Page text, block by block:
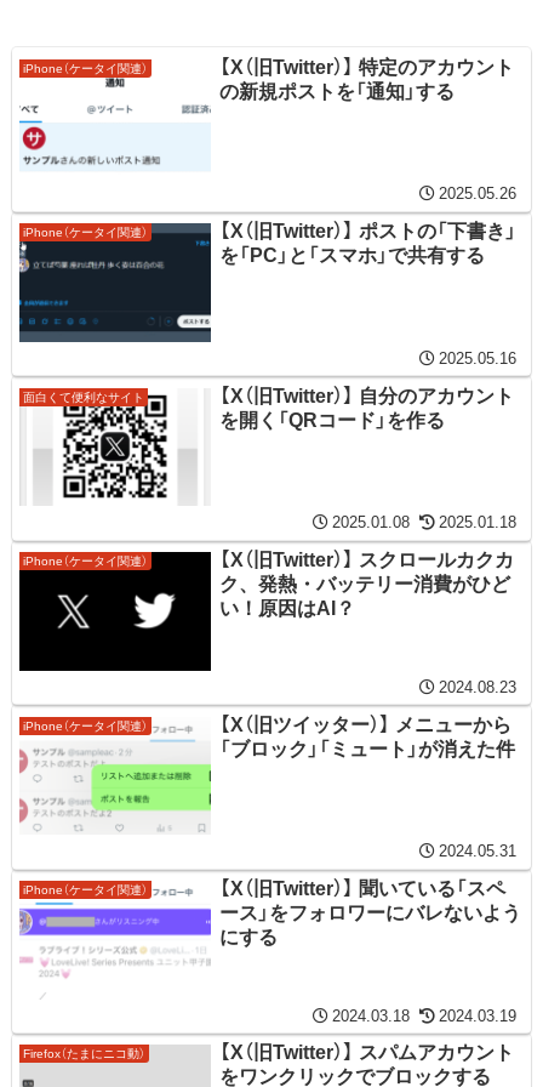
iPhone（ケータイ関連）
【X（旧Twitter）】 特定のアカウント
の新規ポストを「通知」する
2025.05.26
iPhone（ケータイ関連）
【X（旧Twitter）】 ポストの「下書き」
を「PC」と「スマホ」で共有する
2025.05.16
面白くて便利なサイト
【X（旧Twitter）】 自分のアカウント
を開く「QRコード」を作る
2025.01.08 2025.01.18
iPhone（ケータイ関連）
【X（旧Twitter）】 スクロールカクカ
ク、発熱・バッテリー消費がひど
い！原因はAI？
2024.08.23
iPhone（ケータイ関連）
【X（旧ツイッター）】 メニューから
「ブロック」「ミュート」が消えた件
2024.05.31
iPhone（ケータイ関連）
【X（旧Twitter）】 聞いている「スペ
ース」をフォロワーにバレないよう
にする
2024.03.18 2024.03.19
Firefox（たまにニコ動）
【X（旧Twitter）】 スパムアカウント
をワンクリックでブロックする